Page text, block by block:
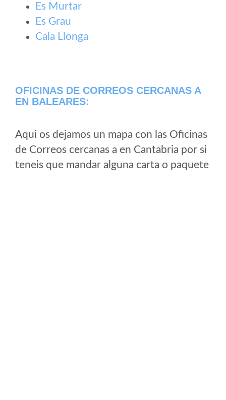
Es Murtar
Es Grau
Cala Llonga
OFICINAS DE CORREOS CERCANAS A
EN BALEARES:
Aqui os dejamos un mapa con las Oficinas
de Correos cercanas a en Cantabria por si
teneis que mandar alguna carta o paquete